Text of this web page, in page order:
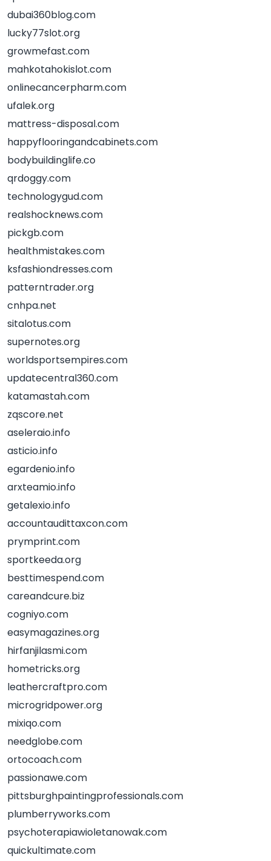
dubai360blog.com
lucky77slot.org
growmefast.com
mahkotahokislot.com
onlinecancerpharm.com
ufalek.org
mattress-disposal.com
happyflooringandcabinets.com
bodybuildinglife.co
qrdoggy.com
technologygud.com
realshocknews.com
pickgb.com
healthmistakes.com
ksfashiondresses.com
patterntrader.org
cnhpa.net
sitalotus.com
supernotes.org
worldsportsempires.com
updatecentral360.com
katamastah.com
zqscore.net
aseleraio.info
asticio.info
egardenio.info
arxteamio.info
getalexio.info
accountaudittaxcon.com
prymprint.com
sportkeeda.org
besttimespend.com
careandcure.biz
cogniyo.com
easymagazines.org
hirfanjilasmi.com
hometricks.org
leathercraftpro.com
microgridpower.org
mixiqo.com
needglobe.com
ortocoach.com
passionawe.com
pittsburghpaintingprofessionals.com
plumberryworks.com
psychoterapiawioletanowak.com
quickultimate.com